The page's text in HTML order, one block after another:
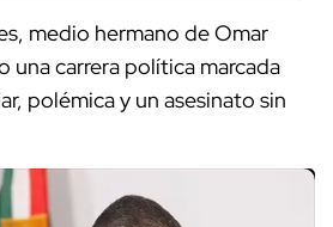
medio hermano de Omar
una carrera política marcada
polémica y un asesinato sin